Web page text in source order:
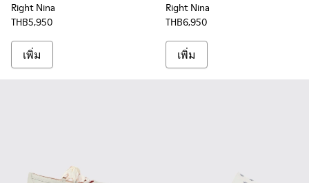
Right Nina
THB5,950
เพิ่ม
Right Nina
THB6,950
เพิ่ม